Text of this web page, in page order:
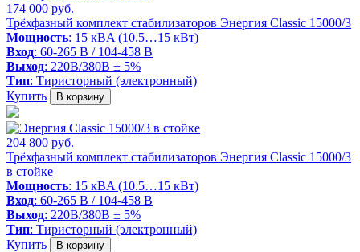
174 000 руб.
Трёхфазный комплект стабилизаторов Энергия Classic 15000/3
Мощность: 15 кВA (10.5…15 кВт)
Вход: 60-265 В / 104-458 В
Выход: 220В/380В ± 5%
Тип: Тиристорный (электронный)
Купить
В корзину
204 800 руб.
Трёхфазный комплект стабилизаторов Энергия Classic 15000/3
в стойке
Мощность: 15 кВA (10.5…15 кВт)
Вход: 60-265 В / 104-458 В
Выход: 220В/380В ± 5%
Тип: Тиристорный (электронный)
Купить
В корзину